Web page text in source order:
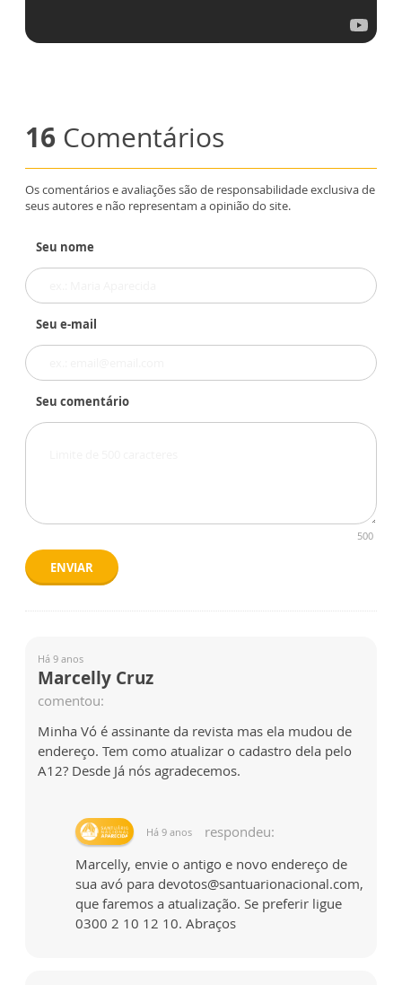
16 Comentários
Os comentários e avaliações são de responsabilidade exclusiva de
seus autores e não representam a opinião do site.
Seu nome
Seu e-mail
Seu comentário
500
ENVIAR
Há 9 anos
Marcelly Cruz
comentou:
Minha Vó é assinante da revista mas ela mudou de
endereço. Tem como atualizar o cadastro dela pelo
A12? Desde Já nós agradecemos.
Há 9 anos
respondeu:
Marcelly, envie o antigo e novo endereço de
sua avó para devotos@santuarionacional.com,
que faremos a atualização. Se preferir ligue
0300 2 10 12 10. Abraços